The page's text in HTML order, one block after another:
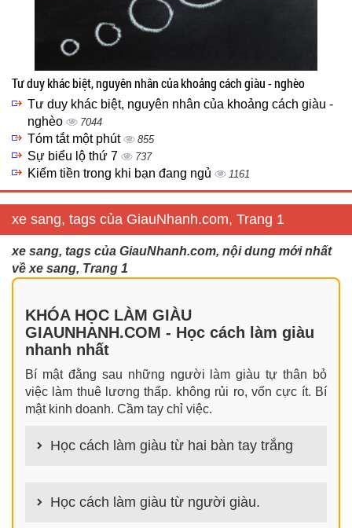
Tư duy khác biệt, nguyên nhân của khoảng cách giàu - nghèo
Tư duy khác biệt, nguyên nhân của khoảng cách giàu -
nghèo
7044
Tóm tắt một phút 855
Sự biểu lộ thứ 7 737
Kiếm tiền trong khi bạn đang ngủ 1161
xe sang, tags của GiauNhanh.com, Trang 1
xe sang, tags của GiauNhanh.com, nội dung mới nhất
về xe sang, Trang 1
KHÓA HỌC LÀM GIÀU
GIAUNHANH.COM - Học cách làm giàu
nhanh nhất
Bí mật đằng sau những người làm giàu tự thân bỏ
việc làm thuê lương thấp. không rủi ro, vốn cực ít. Bí
mật kinh doanh. Cầm tay chỉ việc.
Học cách làm giàu từ hai bàn tay trắng
nhưng hiệu quả bất ngờ. Bạn có thể thành công ngay
cả khi không có gì trong tay.
Học cách làm giàu từ người giàu.